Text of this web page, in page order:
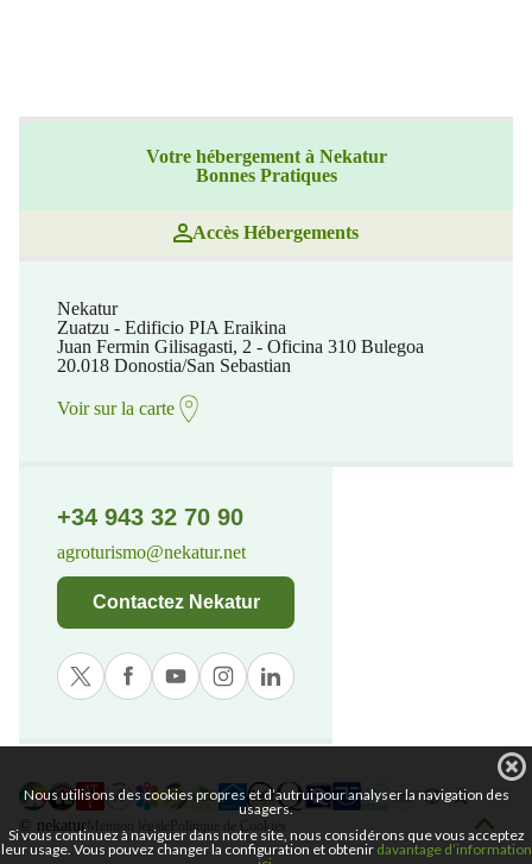
Votre hébergement à Nekatur
Bonnes Pratiques
Accès Hébergements
Nekatur
Zuatzu - Edificio PIA Eraikina
Juan Fermin Gilisagasti, 2 - Oficina 310 Bulegoa
20.018 Donostia/San Sebastian
Voir sur la carte
+34 943 32 70 90
agroturismo@nekatur.net
Contactez Nekatur
© nekatur
Nous utilisons des cookies propres et d’autrui pour analyser la navigation des
usagers.
Si vous continuez à naviguer dans notre site, nous considérons que vous acceptez
leur usage. Vous pouvez changer la configuration et obtenir davantage d’information